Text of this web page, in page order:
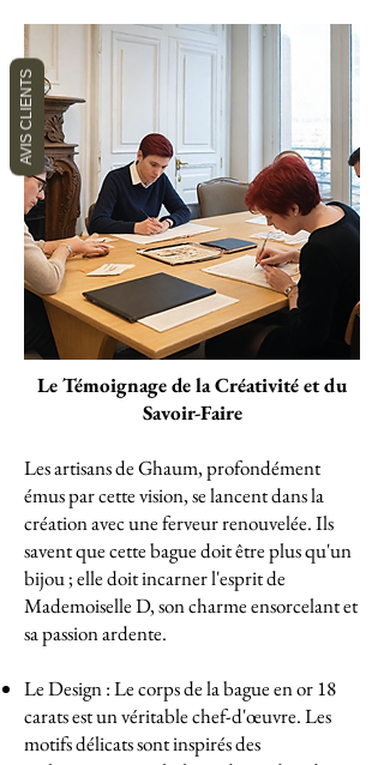
Le Témoignage de la Créativité et du
Savoir-Faire
Les artisans de Ghaum, profondément
émus par cette vision, se lancent dans la
création avec une ferveur renouvelée. Ils
savent que cette bague doit être plus qu'un
bijou ; elle doit incarner l'esprit de
Mademoiselle D, son charme ensorcelant et
sa passion ardente.
Le Design : Le corps de la bague en or 18
carats est un véritable chef-d'œuvre. Les
motifs délicats sont inspirés des
AVIS CLIENTS